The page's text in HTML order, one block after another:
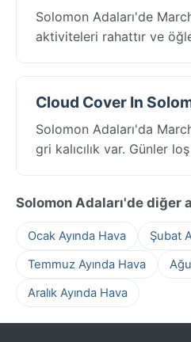
Solomon Adaları'de
aktiviteleri rahattır ve
Cloud Cover In
Solomon Adaları'da
gri kalıcılık var. Günler
Solomon Adaları'de diğer
Ocak Ayında Hava Şubat
Temmuz Ayında Hava
Aralık Ayında Hava